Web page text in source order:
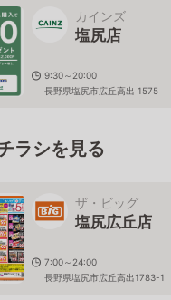
カインズ
塩尻店
9:30～20:00
長野県塩尻市広丘高出 1575
ラシを見る
ザ・ビッグ
塩尻広丘店
7:00～24:00
長野県塩尻市広丘高出1783-1